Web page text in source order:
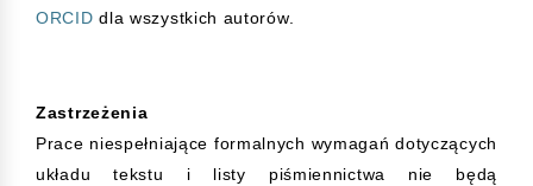
ORCID dla wszystkich autorów.
Zastrzeżenia
Prace niespełniające formalnych wymagań dotyczących
układu tekstu i listy piśmiennictwa nie będą